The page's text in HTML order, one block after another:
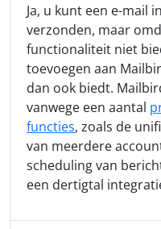
Ja, u kunt een e-mail
verzonden, maar
functionaliteit niet
toevoegen aan
dan ook biedt.
vanwege een aantal
functies, zoals de
van meerdere
scheduling van
een dertigtal